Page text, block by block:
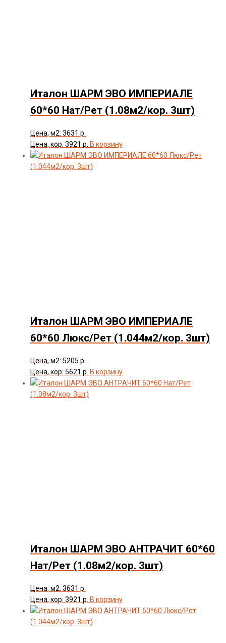
Италон ШАРМ ЭВО ИМПЕРИАЛЕ
60*60 Нат/Рет (1.08м2/кор. 3шт)
Цена, м2: 3631 р.
Цена, кор: 3921 р. В корзину
Италон ШАРМ ЭВО ИМПЕРИАЛЕ
60*60 Люкс/Рет (1.044м2/кор. 3шт)
Цена, м2: 5205 р.
Цена, кор: 5621 р. В корзину
Италон ШАРМ ЭВО АНТРАЧИТ 60*60
Нат/Рет (1.08м2/кор. 3шт)
Цена, м2: 3631 р.
Цена, кор: 3921 р. В корзину